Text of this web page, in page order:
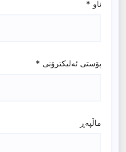
ناو *
پۆستی ئەلیکترۆنی *
ماڵپه‌ڕ